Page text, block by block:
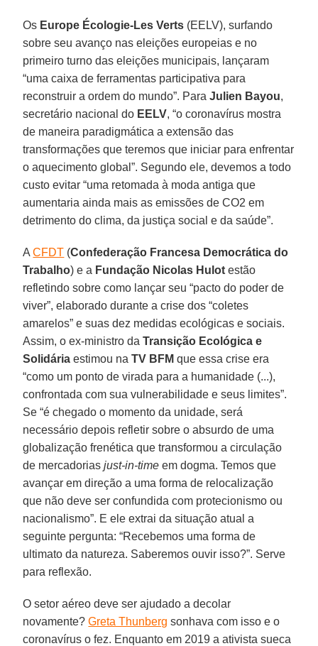
Os Europe Écologie-Les Verts (EELV), surfando
sobre seu avanço nas eleições europeias e no
primeiro turno das eleições municipais, lançaram
“uma caixa de ferramentas participativa para
reconstruir a ordem do mundo”. ParaJulien Bayou,
secretário nacional do EELV, “o coronavírus mostra
de maneira paradigmática a extensão das
transformações que teremos que iniciar para enfrentar
o aquecimento global”. Segundo ele, devemos a todo
custo evitar “uma retomada à moda antiga que
aumentaria ainda mais as emissões de CO2 em
detrimento do clima, da justiça social e da saúde”.
ACFDT (Confederação Francesa Democrática do
Trabalho) e a Fundação Nicolas Hulot estão
refletindo sobre como lançar seu “pacto do poder de
viver”, elaborado durante a crise dos “coletes
amarelos” e suas dez medidas ecológicas e sociais.
Assim, o ex-ministro daTransição Ecológica e
Solidária estimou naTV BFM que essa crise era
“como um ponto de virada para a humanidade (...),
confrontada com sua vulnerabilidade e seus limites”.
Se “é chegado o momento da unidade, será
necessário depois refletir sobre o absurdo de uma
globalização frenética que transformou a circulação
de mercadorias just-in-time em dogma. Temos que
avançar em direção a uma forma de relocalização
que não deve ser confundida com protecionismo ou
nacionalismo”. E ele extrai da situação atual a
seguinte pergunta: “Recebemos uma forma de
ultimato da natureza. Saberemos ouvir isso?”. Serve
para reflexão.
O setor aéreo deve ser ajudado a decolar
novamente?Greta Thunberg sonhava com isso e o
coronavírus o fez. Enquanto em 2019 a ativista sueca